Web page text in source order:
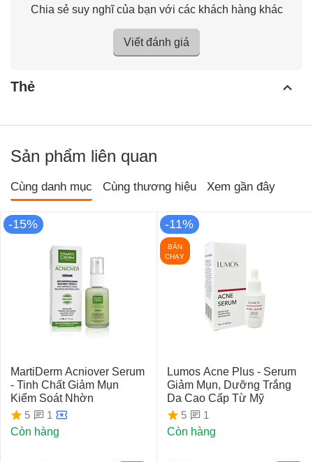
Chia sẻ suy nghĩ của bạn với các khách hàng khác
Viết đánh giá
Thẻ
Sản phẩm liên quan
Cùng danh mục Cùng thương hiệu Xem gần đây
-15%
MartiDerm Acniover Serum
- Tinh Chất Giảm Mụn
Kiểm Soát Nhờn
5
1
Còn hàng
-11%
BÁN
CHẠY
Lumos Acne Plus - Serum
Giảm Mụn, Dưỡng Trắng
Da Cao Cấp Từ Mỹ
5
1
Còn hàng